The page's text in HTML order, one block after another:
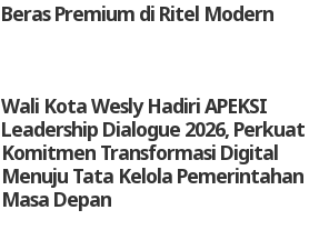
Beras Premium di Ritel Modern
Wali Kota Wesly Hadiri APEKSI
Leadership Dialogue 2026, Perkuat
Komitmen Transformasi Digital
Menuju Tata Kelola Pemerintahan
Masa Depan